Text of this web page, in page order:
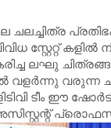
ചലച്ചിത്ര
സ്റ്റേറ്റ്
ലഘു
വളർന്നു വരുന്ന
ടീം ഈ